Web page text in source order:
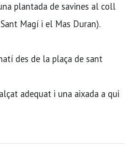
plantada de savines al coll
Magí i el Mas Duran).
des de la plaça de sant
adequat i una aixada a qui